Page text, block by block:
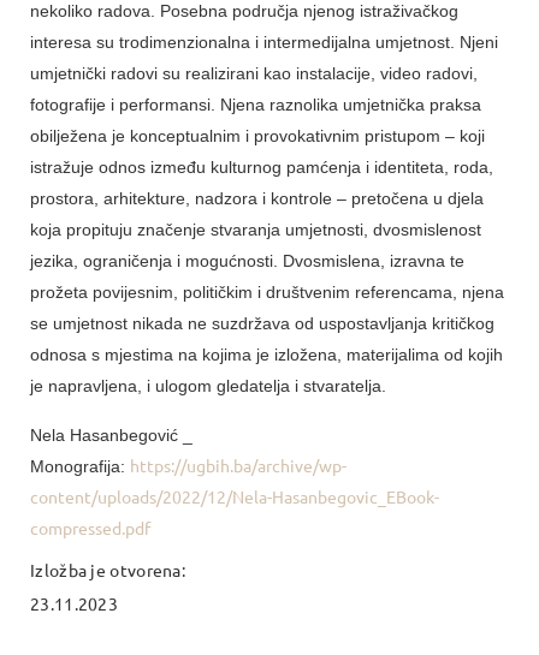
nekoliko radova. Posebna područja njenog istraživačkog
interesa su trodimenzionalna i intermedijalna umjetnost. Njeni
umjetnički radovi su realizirani kao instalacije, video radovi,
fotografije i performansi. Njena raznolika umjetnička praksa
obilježena je konceptualnim i provokativnim pristupom – koji
istražuje odnos između kulturnog pamćenja i identiteta, roda,
prostora, arhitekture, nadzora i kontrole – pretočena u djela
koja propituju značenje stvaranja umjetnosti, dvosmislenost
jezika, ograničenja i mogućnosti. Dvosmislena, izravna te
prožeta povijesnim, političkim i društvenim referencama, njena
se umjetnost nikada ne suzdržava od uspostavljanja kritičkog
odnosa s mjestima na kojima je izložena, materijalima od kojih
je napravljena, i ulogom gledatelja i stvaratelja.
Nela Hasanbegović _
Monografija: https://ugbih.ba/archive/wp-
content/uploads/2022/12/Nela-Hasanbegovic_EBook-
compressed.pdf
Izložba je otvorena:
23.11.2023